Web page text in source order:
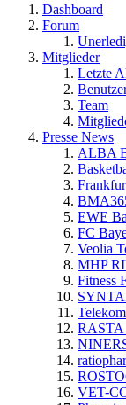
Dashboard
Forum
Mitglieder
Letzte
Team
Presse News
ALBA
EWE
FC
Veolia
MHP
Fitness
RASTA
VET-